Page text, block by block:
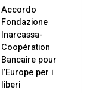
Accordo
Fondazione
Inarcassa-
Coopération
Bancaire pour
l’Europe per i
liberi